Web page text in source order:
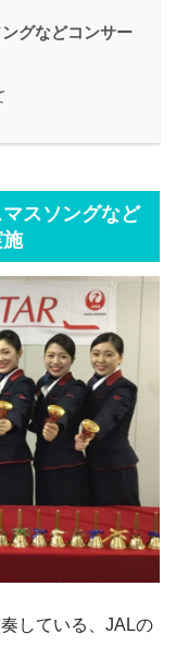
グなどコンサー
スソングなど
施
している、JALの